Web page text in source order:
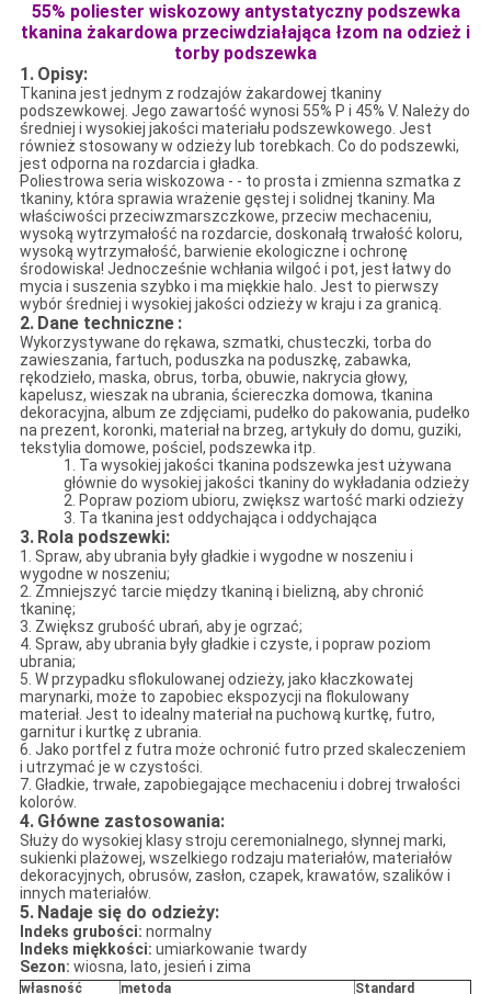
55% poliester wiskozowy antystatyczny podszewka
tkanina żakardowa przeciwdziałająca łzom na odzież i
torby podszewka
1. Opisy:
Tkanina jest jednym z rodzajów żakardowej tkaniny
podszewkowej. Jego zawartość wynosi 55% P i 45% V. Należy do
średniej i wysokiej jakości materiału podszewkowego. Jest
również stosowany w odzieży lub torebkach. Co do podszewki,
jest odporna na rozdarcia i gładka.
Poliestrowa seria wiskozowa - - to prosta i zmienna szmatka z
tkaniny, która sprawia wrażenie gęstej i solidnej tkaniny. Ma
właściwości przeciwzmarszczkowe, przeciw mechaceniu,
wysoką wytrzymałość na rozdarcie, doskonałą trwałość koloru,
wysoką wytrzymałość, barwienie ekologiczne i ochronę
środowiska! Jednocześnie wchłania wilgoć i pot, jest łatwy do
mycia i suszenia szybko i ma miękkie halo. Jest to pierwszy
wybór średniej i wysokiej jakości odzieży w kraju i za granicą.
2. Dane techniczne :
Wykorzystywane do rękawa, szmatki, chusteczki, torba do
zawieszania, fartuch, poduszka na poduszkę, zabawka,
rękodzieło, maska, obrus, torba, obuwie, nakrycia głowy,
kapelusz, wieszak na ubrania, ściereczka domowa, tkanina
dekoracyjna, album ze zdjęciami, pudełko do pakowania, pudełko
na prezent, koronki, materiał na brzeg, artykuły do ​​domu, guziki,
tekstylia domowe, pościel, podszewka itp.
1. Ta wysokiej jakości tkanina podszewka jest używana
głównie do wysokiej jakości tkaniny do wykładania odzieży
2. Popraw poziom ubioru, zwiększ wartość marki odzieży
3. Ta tkanina jest oddychająca i oddychająca
3. Rola podszewki:
1. Spraw, aby ubrania były gładkie i wygodne w noszeniu i
wygodne w noszeniu;
2. Zmniejszyć tarcie między tkaniną i bielizną, aby chronić
tkaninę;
3. Zwiększ grubość ubrań, aby je ogrzać;
4. Spraw, aby ubrania były gładkie i czyste, i popraw poziom
ubrania;
5. W przypadku sflokulowanej odzieży, jako kłaczkowatej
marynarki, może to zapobiec ekspozycji na flokulowany
materiał. Jest to idealny materiał na puchową kurtkę, futro,
garnitur i kurtkę z ubrania.
6. Jako portfel z futra może ochronić futro przed skaleczeniem
i utrzymać je w czystości.
7. Gładkie, trwałe, zapobiegające mechaceniu i dobrej trwałości
kolorów.
4. Główne zastosowania:
Służy do wysokiej klasy stroju ceremonialnego, słynnej marki,
sukienki plażowej, wszelkiego rodzaju materiałów, materiałów
dekoracyjnych, obrusów, zasłon, czapek, krawatów, szalików i
innych materiałów.
5. Nadaje się do odzieży:
Indeks grubości: normalny
Indeks miękkości: umiarkowanie twardy
Sezon: wiosna, lato, jesień i zima
własność metoda Standard